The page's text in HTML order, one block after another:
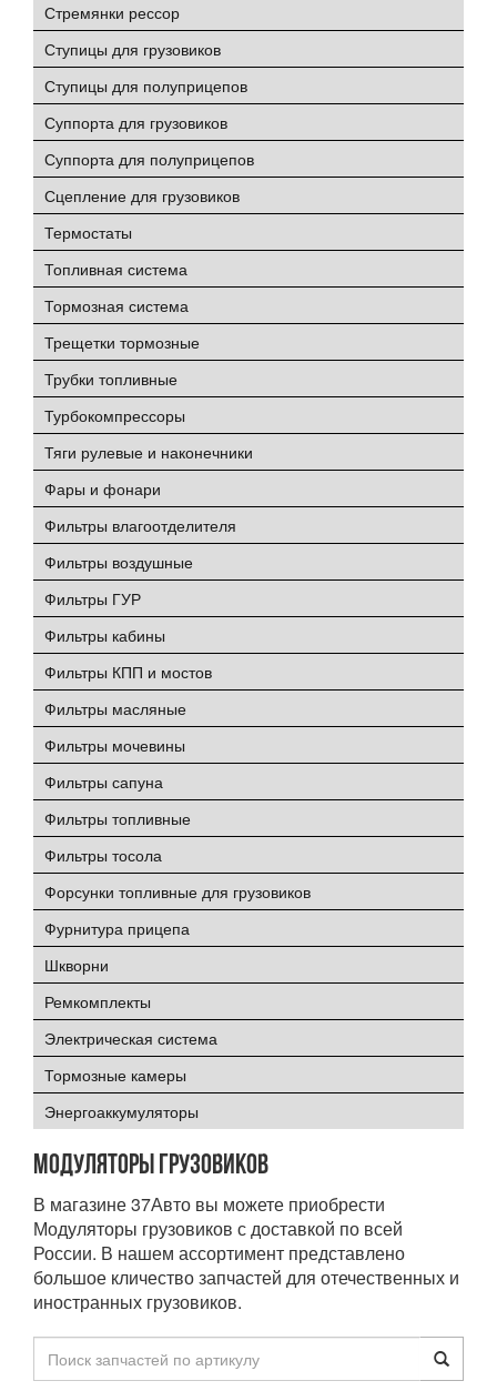
Стремянки рессор
Ступицы для грузовиков
Ступицы для полуприцепов
Суппорта для грузовиков
Суппорта для полуприцепов
Сцепление для грузовиков
Термостаты
Топливная система
Тормозная система
Трещетки тормозные
Трубки топливные
Турбокомпрессоры
Тяги рулевые и наконечники
Фары и фонари
Фильтры влагоотделителя
Фильтры воздушные
Фильтры ГУР
Фильтры кабины
Фильтры КПП и мостов
Фильтры масляные
Фильтры мочевины
Фильтры сапуна
Фильтры топливные
Фильтры тосола
Форсунки топливные для грузовиков
Фурнитура прицепа
Шкворни
Ремкомплекты
Электрическая система
Тормозные камеры
Энергоаккумуляторы
Модуляторы грузовиков
В магазине 37Авто вы можете приобрести
Модуляторы грузовиков с доставкой по всей
России. В нашем ассортимент представлено
большое кличество запчастей для отечественных и
иностранных грузовиков.